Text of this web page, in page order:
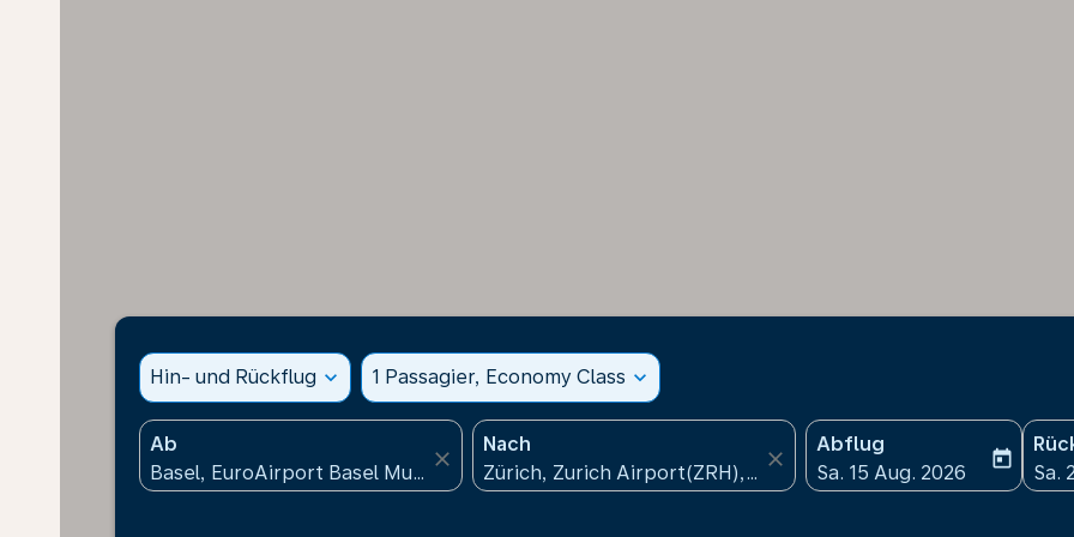
Hin- und Rückflug expand_more 1 Passagier, Economy Class expand_more
Ab
close
Nach
close
Abflug
fc-booking-departure-
Sa. 15 Aug. 2026
today
fc-
Sa.